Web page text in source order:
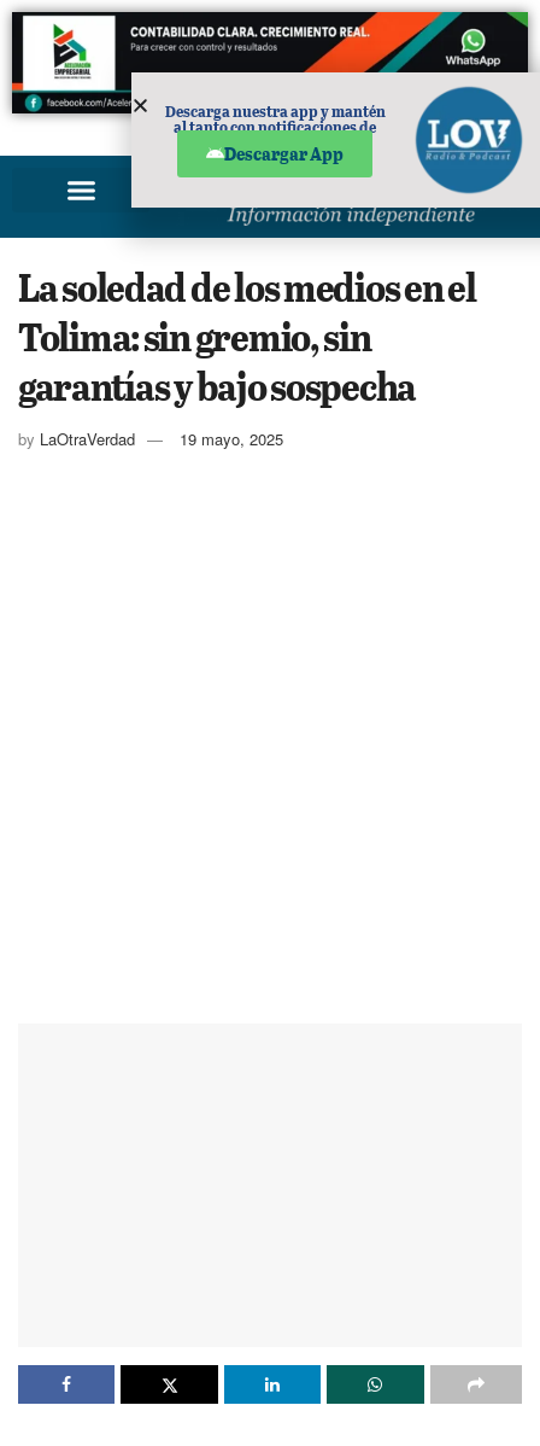
PUBLICIDAD
La soledad de los medios en el
Tolima: sin gremio, sin
garantías y bajo sospecha
by LaOtraVerdad 19 mayo, 2025
Descarga nuestra app y mantén
al tanto con notificaciones de
Descargar App